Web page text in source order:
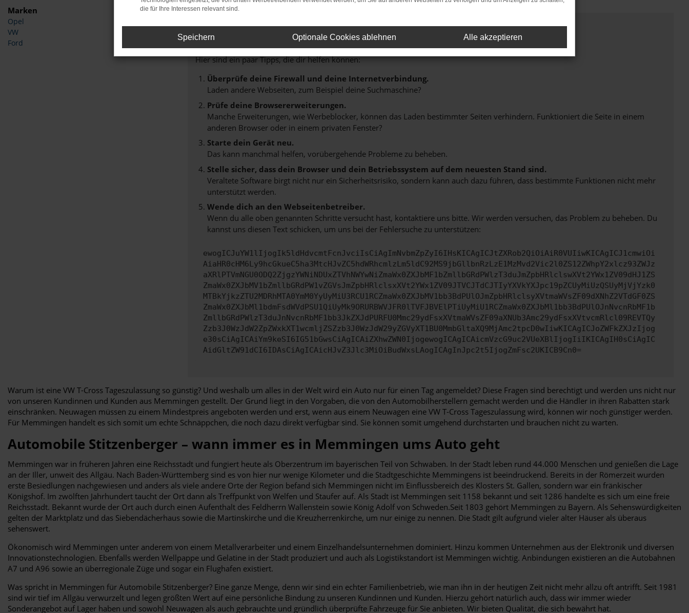
Marken
Opel
VW
Ford
Fehler: Network Error
Beim Laden ist ein Fehler aufgetreten.
Hier sind ein paar Tipps, die dir helfen können:
Überprüfe deine Firewall und deine Internetverbindung.
Laden andere Webseiten, zum Beispiel deine Suchmaschine?
Prüfe deine Browsererweiterungen.
Manche Erweiterungen, wie Werbeblocker, können das Laden bestimmter Seiten verhindern. Funktioniert die Seite in einem
anderen Browser oder in einem privaten Fenster?
Starte dein Gerät neu.
Das kann manchmal helfen, vorübergehende Probleme zu beheben.
Stelle sicher, dass dein Browser und dein Betriebssystem auf dem neuesten Stand sind.
Veraltete Software birgt nicht nur ein Sicherheitsrisiko, sondern kann auch dazu führen, dass bestimmte Funktionen nicht mehr
unterstützt werden.
Wende dich an den Webseitenbetreiber.
Wenn du alle oben genannten Schritte versucht hast, kontaktiere uns bitte. Wir werden versuchen, das Problem zu beheben. Du
kannst uns diesen Text schicken, um uns bei der Fehlersuche zu unterstützen:
ewogICJuYW1lIjogIk5ldHdvcmtFcnJvciIsCiAgImNvbmZpZyI6IHsKICAgICJtZXRob2QiOiAiR0VUIiwKICAgICJ1cmwiOi
AiaHR0cHM6Ly9hcGkueC5ha3MtcHJvZC5hdWRhcmlzLm5ldC92MS9jbGllbnRzLzE1MzMvd2Vic2l0ZS12ZWhpY2xlcz93ZWJz
aXRlPTVmNGU0ODQ2ZjgzYWNiNDUxZTVhNWYwNiZmaWx0ZXJbMF1bZmllbGRdPWlzT3duJmZpbHRlclswXVt2YWx1ZV09dHJ1ZS
ZmaWx0ZXJbMV1bZmllbGRdPW1vZGVsJmZpbHRlclsxXVt2YWx1ZV09JTVCJTdCJTIyYXVkYXJpc19pZCUyMiUzQSUyMjVjYzk0
MTBkYjkzZTU2MDRhMTA0YmM0YyUyMiU3RCU1RCZmaWx0ZXJbMV1bb3BdPUlOJmZpbHRlclsyXVtmaWVsZF09dXNhZ2VTdGF0ZS
ZmaWx0ZXJbMl1bdmFsdWVdPSU1QiUyMk9ORURBWVJFR0lTVFJBVElPTiUyMiU1RCZmaWx0ZXJbMl1bb3BdPUlOJnNvcnRbMF1b
ZmllbGRdPWlzT3duJnNvcnRbMF1bb3JkZXJdPURFU0Mmc29ydFsxXVtmaWVsZF09aXNUb3Amc29ydFsxXVtvcmRlcl09REVTQy
Zzb3J0WzJdW2ZpZWxkXT1wcmljZSZzb3J0WzJdW29yZGVyXT1BU0MmbGltaXQ9MjAmc2tpcD0wIiwKICAgICJoZWFkZXJzIjog
e30sCiAgICAiYm9keSI6IG51bGwsCiAgICAiZXhwZWN0IjogewogICAgICAicmVzcG9uc2VUeXBlIjogIiIKICAgIH0sCiAgIC
AidGltZW91dCI6IDAsCiAgICAicHJvZ3Jlc3MiOiBudWxsLAogICAgInJpc2t5IjogZmFsc2UKICB9Cn0=
Warum ist eine VW T-Cross Tageszulassung so günstig? Und weshalb um alles in der Welt wird ein Auto nur für einen Tag angemeldet? Diese Fragen sind berechtigt und werden uns nicht nur
von unseren Kundinnen und Kunden aus Memmingen gestellt. Der Grund liegt in den Vorgaben, die von den Automobilherstellern gemacht werden und die Händler in ihren Rabatten stark
einschränken. Neuwagen müssen zu einem Mindestpreis angeboten werden und erst, wenn aus einem Neuwagen eine VW T-Cross Tageszulassung wird, können wir noch günstiger werden.
Für Memmingen handelt es sich somit um echte Schnäppchen, die noch dazu direkt verfügbar sind. Sie können somit umgehend durchstarten und brauchen nicht zu warten.
Automobile Stitzenberger – wann immer es in Memmingen ums Auto geht
Memmingen war in früheren Jahren eine Reichsstadt und fungiert heute als Oberzentrum im bayerischen Teil von Schwaben. In der Stadt leben rund 44.000 Menschen und genießen die Lage
an der Iller, unweit des Allgäu. Nach Baden-Württemberg sind es von hier nur wenige Kilometer und die Stadtgeschichte Memmingens ist beeindruckend. Bereits in der Römerzeit wurden
erste Besiedlungen nachgewiesen und anders als viele andere Orte der Region befand sich Memmingen nicht im Einflussbereich des Klosters St. Gallen, sondern war ein fränkischer
Königshof. Im zwölften Jahrhundert taucht der Ort dann als Treffpunkt von Welfen und Staufer auf. Als Stadt ist Memmingen seit 1158 bekannt und seit 1286 handelte es sich um eine freie
Reichsstadt. Bekannt wurde der Ort auch durch einen Aufenthalt des Feldherrn Wallenstein sowie König Adolf von Schweden.Seit 1803 gehört Memmingen zu Bayern. Als Sehenswürdigkeiten
gelten der Marktplatz und das Siebendächerhaus sowie die Martinskirche und die Kreuzherrenkirche, um nur einige zu nennen. Die Stadt gilt aufgrund vieler alter Häuser als überaus
sehenswert.
Ökonomisch wird Memmingen unter anderem von einem Metallverarbeiter und einem Einzelhandelsunternehmen dominiert. Hinzu kommen Unternehmen aus der Elektronik und diversen
Innovationstechnologien. Ebenfalls werden Wellpappe und Gelatine in der Stadt produziert und auch als Logistikstandort ist Memmingen wichtig. Anbindungen existieren an die Autobahnen
A7 und A96 sowie an überregionale Züge und sogar ein Flughafen existiert.
Was spricht in Memmingen für Automobile Stitzenberger? Eine ganze Menge, denn wir sind ein echter Familienbetrieb, wie man ihn in der heutigen Zeit nicht mehr allzu oft antrifft. Seit 1981
sind wir tief im Allgäu verwurzelt und legen größten Wert auf eine persönliche Bindung zu unseren Kundinnen und Kunden. Hierzu gehört natürlich auch, dass wir immer wieder
Sonderangebot auf Lager haben und sowohl Neuwagen als auch gebrauchte und gründlich überprüfte Fahrzeuge für Sie anbieten. Wir bieten Qualität, die sich bewährt hat.
die für Ihre Interessen relevant sind.
Speichern Optionale Cookies ablehnen Alle akzeptieren